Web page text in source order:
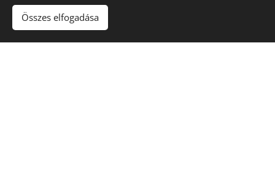
tájékoztatót.
Összes elfogadása